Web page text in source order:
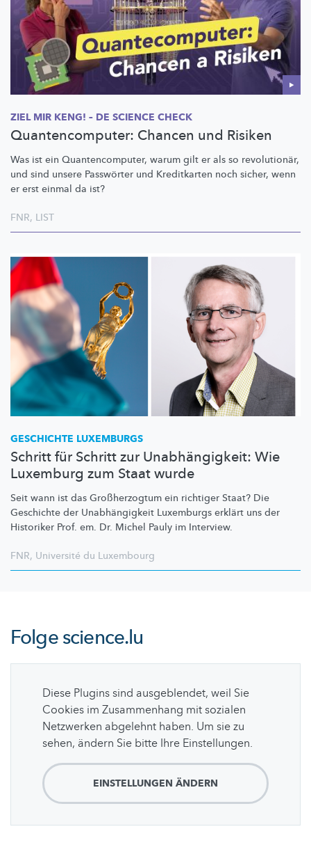
ZIEL MIR KENG! – DE SCIENCE CHECK
Quantencomputer: Chancen und Risiken
Was ist ein Quantencomputer, warum gilt er als so revolutionär,
und sind unsere Passwörter und Kreditkarten noch sicher, wenn
er erst einmal da ist?
FNR, LIST
GESCHICHTE LUXEMBURGS
Schritt für Schritt zur Unabhängigkeit: Wie
Luxemburg zum Staat wurde
Seit wann ist das Großherzogtum ein richtiger Staat? Die
Geschichte der Unabhängigkeit Luxemburgs erklärt uns der
Historiker Prof. em. Dr. Michel Pauly im Interview.
FNR, Université du Luxembourg
Folgescience.lu
Diese Plugins sind ausgeblendet, weil Sie
Cookies im Zusammenhang mit sozialen
Netzwerken abgelehnt haben. Um sie zu
sehen, ändern Sie bitte Ihre Einstellungen.
EINSTELLUNGEN ÄNDERN